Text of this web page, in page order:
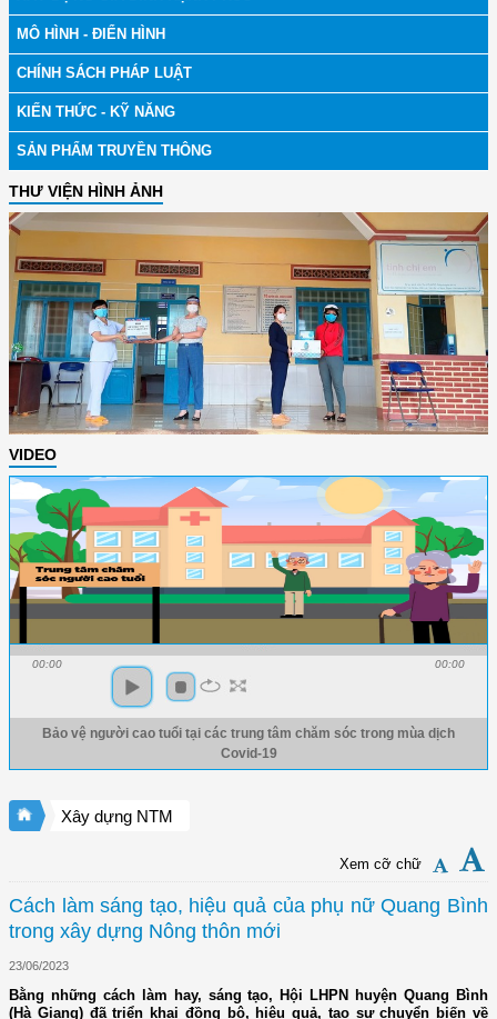
MÔ HÌNH - ĐIỂN HÌNH
CHÍNH SÁCH PHÁP LUẬT
KIẾN THỨC - KỸ NĂNG
SẢN PHẨM TRUYỀN THÔNG
THƯ VIỆN HÌNH ẢNH
VIDEO
00:00 00:00
Bảo vệ người cao tuổi tại các trung tâm chăm sóc trong mùa dịch
Covid-19
Xây dựng NTM
Xem cỡ chữ
Cách làm sáng tạo, hiệu quả của phụ nữ Quang Bình
trong xây dựng Nông thôn mới
23/06/2023
Bằng những cách làm hay, sáng tạo, Hội LHPN huyện Quang Bình
(Hà Giang) đã triển khai đồng bộ, hiệu quả, tạo sự chuyển biến về